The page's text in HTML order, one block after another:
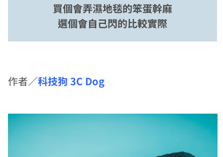
買個會弄濕地毯的笨蛋幹麻
選個會自己閃的比較實際
作者／科技狗 3C Dog